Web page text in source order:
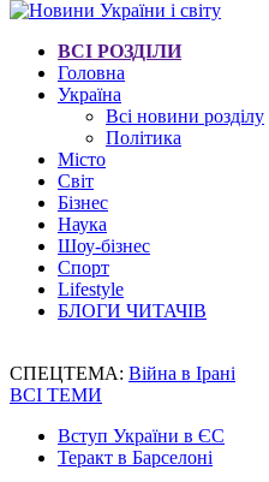
ВСІ РОЗДІЛИ
Головна
Україна
Всі новини розділу
Політика
Місто
Світ
Бізнес
Наука
Шоу-бізнес
Спорт
Lifestyle
БЛОГИ ЧИТАЧІВ
СПЕЦТЕМА: Війна в Ірані
ВСІ ТЕМИ
Вступ України в ЄС
Теракт в Барселоні